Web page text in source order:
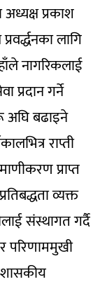
प्रकाश
लागि
नागरिकलाई
प्रदान गर्ने
अघि बढाइने
राप्ती
प्राप्त
व्यक्त
संस्थागत गर्दै
परिणाममुखी